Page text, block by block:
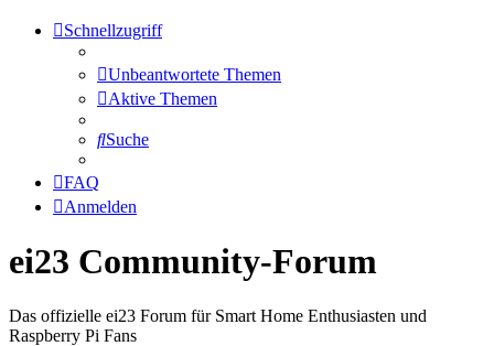
Schnellzugriff
Unbeantwortete Themen
Aktive Themen
Suche
FAQ
Anmelden
ei23 Community-Forum
Das offizielle ei23 Forum für Smart Home Enthusiasten und
Raspberry Pi Fans